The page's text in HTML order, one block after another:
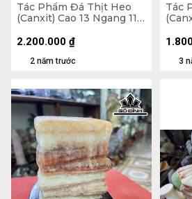
Tác Phẩm Đá Thịt Heo
(Canxit) Cao 13 Ngang 11,5
2 năm trước
2.200.000 ₫
Tác
3